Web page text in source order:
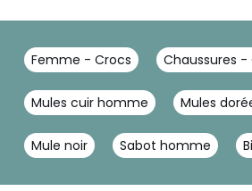
Femme - Crocs Chaussures -
Mules cuir homme Mules
Mule noir Sabot homme